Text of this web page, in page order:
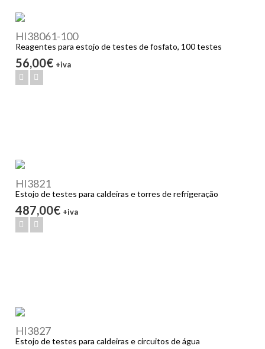
HI38061-100
Reagentes para estojo de testes de fosfato, 100 testes
56,00€ +iva
HI3821
Estojo de testes para caldeiras e torres de refrigeração
487,00€ +iva
HI3827
Estojo de testes para caldeiras e circuitos de água